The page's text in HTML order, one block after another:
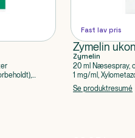
Fast lav pris
Zymelin
Zymelin
20 ml Næsespray,
1 mg/ml,
Se produktresumé